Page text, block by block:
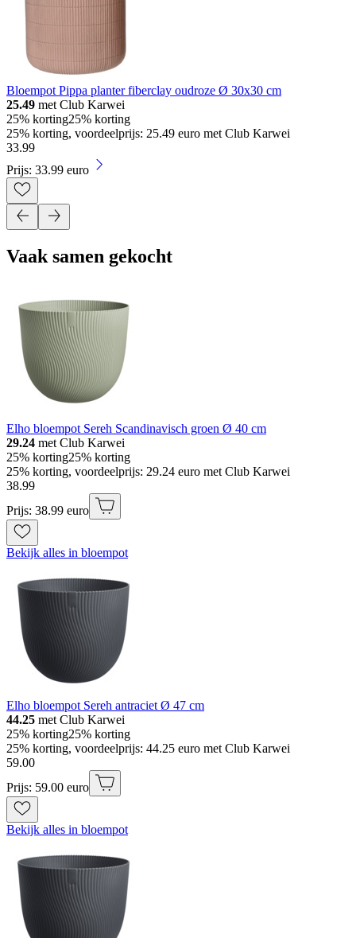
Bloempot Pippa planter fiberclay oudroze Ø 30x30 cm
25.49 met Club Karwei
25% korting25% korting
25% korting, voordeelprijs: 25.49 euro met Club Karwei
33.99
Prijs: 33.99 euro
Vaak samen gekocht
Elho bloempot Sereh Scandinavisch groen Ø 40 cm
29.24 met Club Karwei
25% korting25% korting
25% korting, voordeelprijs: 29.24 euro met Club Karwei
38.99
Prijs: 38.99 euro
Bekijk alles in bloempot
Elho bloempot Sereh antraciet Ø 47 cm
44.25 met Club Karwei
25% korting25% korting
25% korting, voordeelprijs: 44.25 euro met Club Karwei
59.00
Prijs: 59.00 euro
Bekijk alles in bloempot